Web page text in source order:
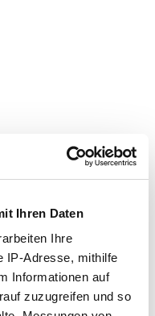
Ihren Daten
Ihre
IP-Adresse, mithilfe
Informationen auf
zuzugreifen und so
advertenties voor uw
wordt geplaatst die